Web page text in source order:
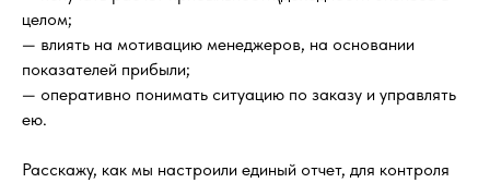
целом;
— влиять на мотивацию менеджеров, на основании
показателей прибыли;
— оперативно понимать ситуацию по заказу и управлять
ею.
Расскажу, как мы настроили единый отчет, для контроля